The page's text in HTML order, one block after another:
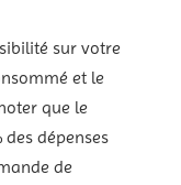
sur votre
et le
que le
dépenses
de